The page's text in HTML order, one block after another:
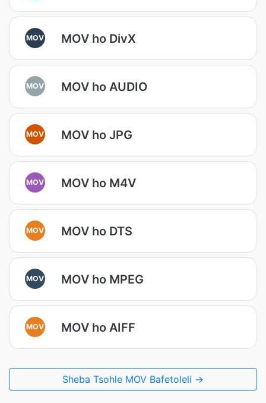
MOV MOV ho DivX
MOV MOV ho AUDIO
MOV MOV ho JPG
MOV MOV ho M4V
MOV MOV ho DTS
MOV MOV ho MPEG
MOV MOV ho AIFF
Sheba Tsohle MOV Bafetoleli →